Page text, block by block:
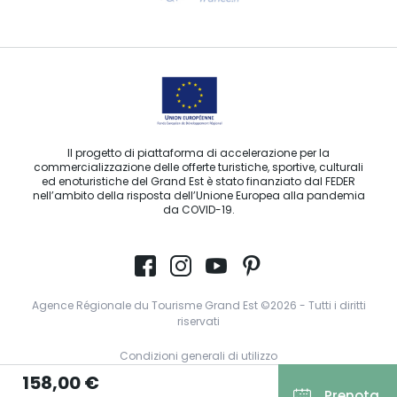
158,00 €
Contattaci per e-mail
Il progetto di piattaforma di accelerazione per la
commercializzazione delle offerte turistiche, sportive, culturali
ed enoturistiche del Grand Est è stato finanziato dal FEDER
nell’ambito della risposta dell’Unione Europea alla pandemia
da COVID-19.
Agence Régionale du Tourisme Grand Est ©2026 - Tutti i diritti
riservati
Condizioni generali di utilizzo